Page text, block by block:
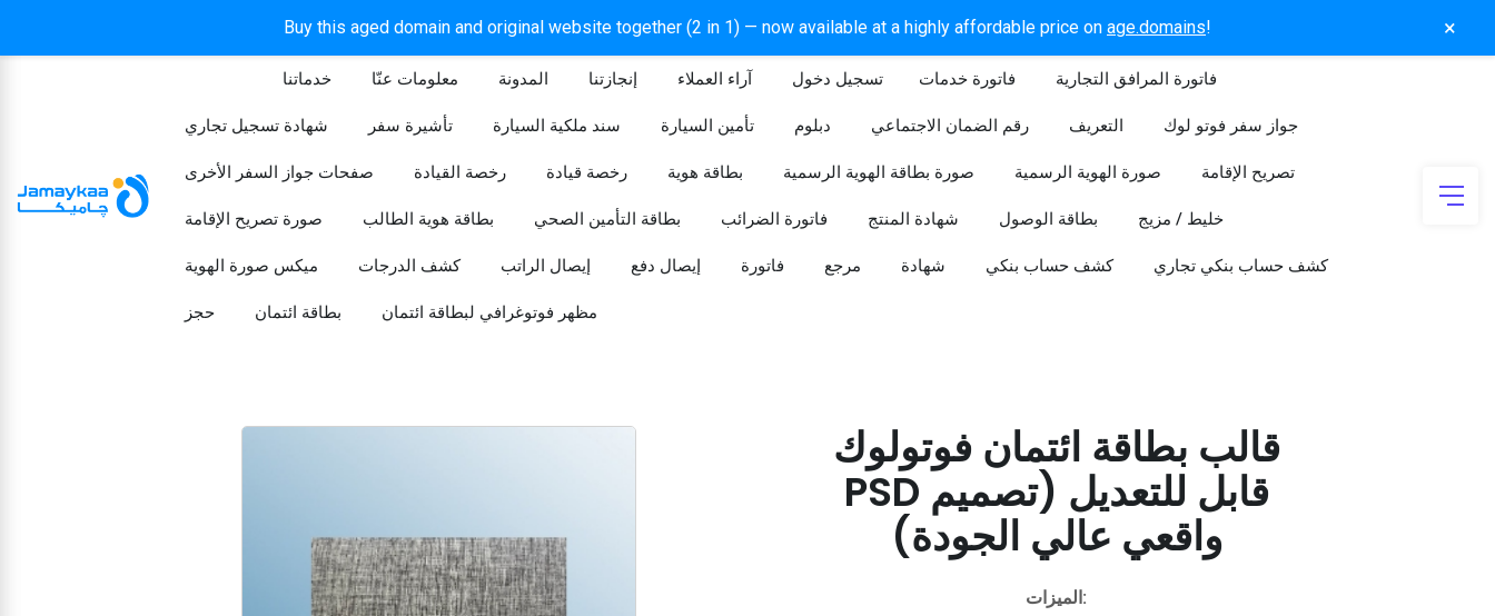
Buy this aged domain and original website together (2 in 1) — now available at a highly affordable price on age.domains! ×
خدماتنا معلومات عنّا المدونة إنجازتنا آراء العملاء تسجيل دخول​ فاتورة خدمات فاتورة المرافق التجارية
شهادة تسجيل تجاري تأشيرة سفر سند ملكية السيارة تأمين السيارة دبلوم رقم الضمان الاجتماعي التعريف جواز سفر فوتو لوك
صفحات جواز السفر الأخرى رخصة القيادة رخصة قيادة بطاقة هوية صورة بطاقة الهوية الرسمية صورة الهوية الرسمية تصريح الإقامة
صورة تصريح الإقامة بطاقة هوية الطالب بطاقة التأمين الصحي فاتورة الضرائب شهادة المنتج بطاقة الوصول خليط / مزيج
ميكس صورة الهوية كشف الدرجات إيصال الراتب إيصال دفع فاتورة مرجع شهادة كشف حساب بنكي كشف حساب بنكي تجاري
حجز بطاقة ائتمان مظهر فوتوغرافي لبطاقة ائتمان
قالب بطاقة ائتمان فوتولوك
PSD قابل للتعديل (تصميم
واقعي عالي الجودة)
الميزات: